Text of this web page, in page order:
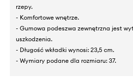
rzepy.
- Komfortowe wnętrze.
- Gumowa podeszwa zewnętrzna jest
uszkodzenia.
- Długość wkładki wynosi: 23,5 cm.
- Wymiary podane dla rozmiaru: 37.